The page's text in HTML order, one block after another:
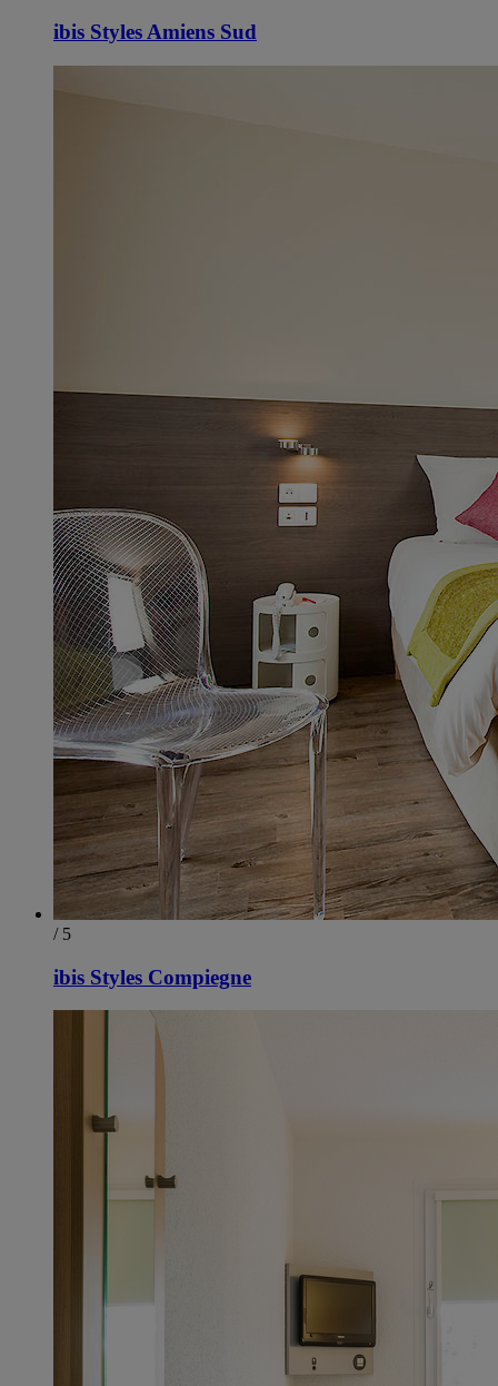
ibis Styles Amiens Sud
/ 5
ibis Styles Compiegne